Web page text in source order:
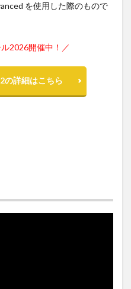
を使用した際のもので
2026開催中！／
詳細はこちら